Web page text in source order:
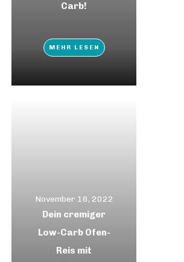
Carb!
MEHR LESEN
November 16, 2022
Dein cremiger
Low-Carb Ofen-
Reis mit